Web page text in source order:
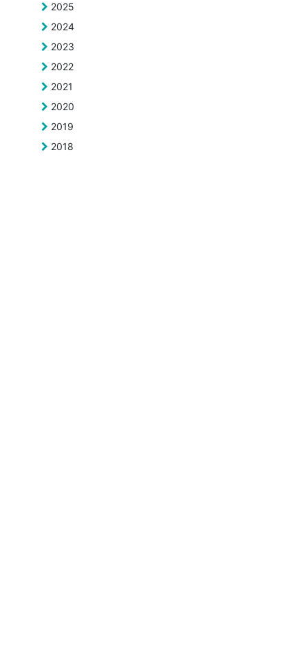
2025
2024
2023
2022
2021
2020
2019
2018